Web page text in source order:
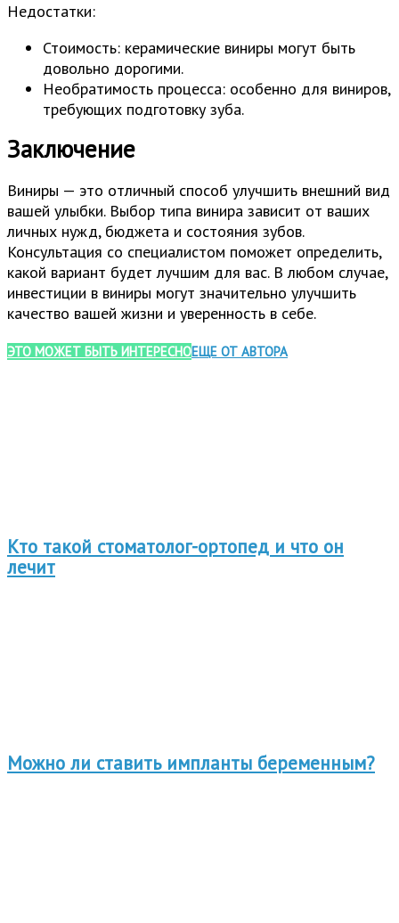
Недостатки:
Стоимость: керамические виниры могут быть
довольно дорогими.
Необратимость процесса: особенно для виниров,
требующих подготовку зуба.
Заключение
Виниры — это отличный способ улучшить внешний вид
вашей улыбки. Выбор типа винира зависит от ваших
личных нужд, бюджета и состояния зубов.
Консультация со специалистом поможет определить,
какой вариант будет лучшим для вас. В любом случае,
инвестиции в виниры могут значительно улучшить
качество вашей жизни и уверенность в себе.
ЭТО МОЖЕТ БЫТЬ ИНТЕРЕСНОЕЩЕ ОТ АВТОРА
Кто такой стоматолог-ортопед и что он
лечит
Можно ли ставить импланты беременным?